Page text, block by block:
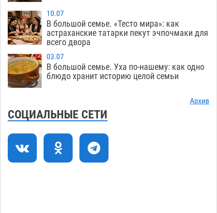
экстремальной температурной нагрузки
07.08
17:09
Астраханский котлован с мусором угрожает
плодородию Харабалинского района
07.08 544
16:24
Игорь Редькин проинспектировал
земельного массива для льготников
15:28
Тяга к сверхскоростям обошлась
астраханской логистической компании в 400
тысяч рублей
10.07
В большой семье. «Тесто мира»: как
астраханские татарки пекут эчпочмаки для
всего двора
03.07
В большой семье. Уха по-нашему: как одно
блюдо хранит историю целой семьи
Архив
СОЦИАЛЬНЫЕ СЕТИ